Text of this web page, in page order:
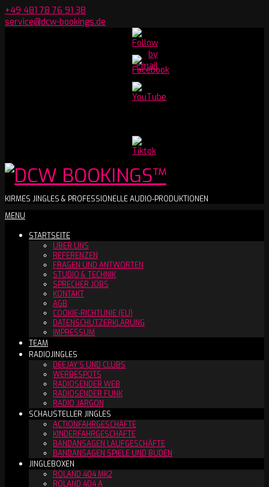
Skip
to
+49 481 78 76 91 38
service@dcw-bookings.de
Youtube
Channel
DCW
BOOKINGS™
KIRMES JINGLES & PROFESSIONELLE AUDIO-PRODUKTIONEN
Secondary
Menu
MENU
STARTSEITE
ÜBER UNS
REFERENZEN
FRAGEN UND ANTWORTEN
STUDIO & TECHNIK
SPRECHER JOBS
KONTAKT
AGB
COOKIE-RICHTLINIE (EU)
DATENSCHUTZERKLÄRUNG
IMPRESSUM
TEAM
RADIOJINGLES
DEEJAY´S UND CLUBS
WERBESPOTS
RADIOSENDER WEB
RADIOSENDER FUNK
RADIO JARGON
SCHAUSTELLER JINGLES
ACTIONFAHRGESCHÄFTE
KINDERFAHRGESCHÄFTE
BANDANSAGEN LAUFGESCHÄFTE
BANDANSAGEN SPIELE UND BUDEN
JINGLEBOXEN
ROLAND 404 MK2
ROLAND 404 A